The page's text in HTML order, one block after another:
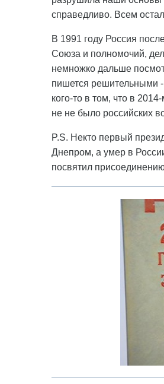
справедливо. Всем
В 1991 году Россия
Союза и полномочий,
немножко дальше
пишется решительными
кого-то в том, что в
не не было российских
P.S. Некто первый
Днепром, а умер в
посвятил